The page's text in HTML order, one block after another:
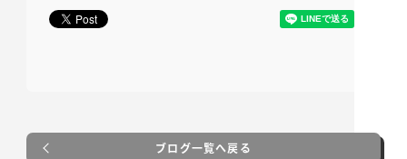
ブログ一覧へ戻る